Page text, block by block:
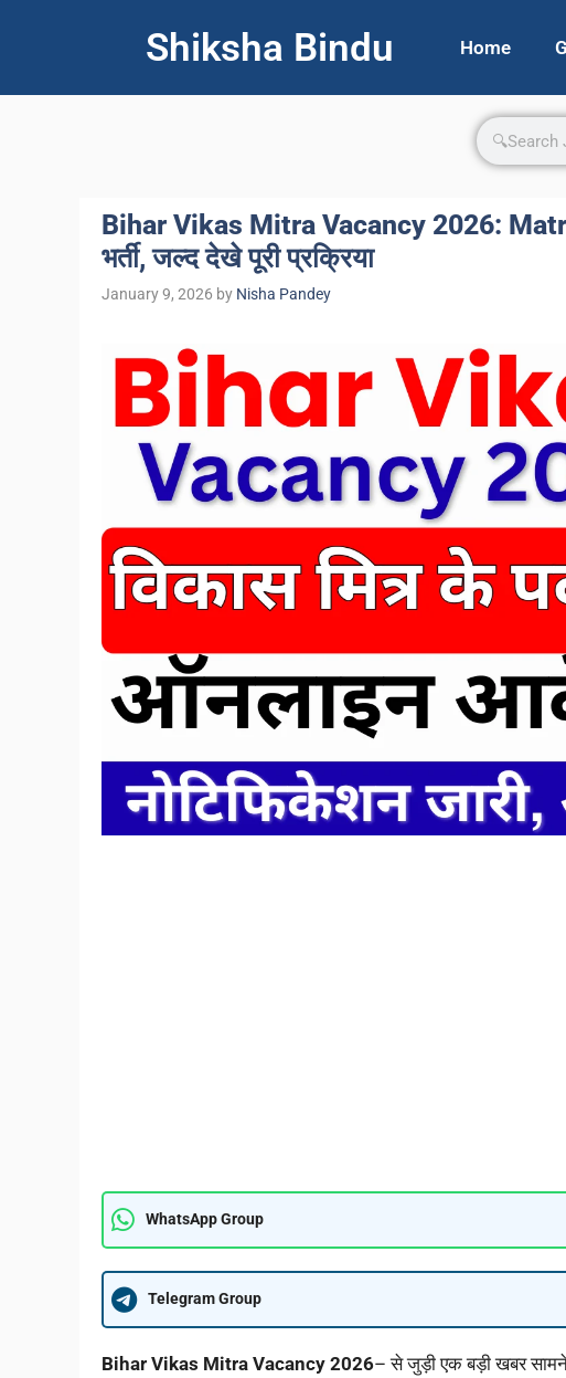
Shiksha Bindu Home
Bihar Vikas Mitra Vacancy 2026:
भर्ती, जल्द देखे पूरी प्रक्रिया
January 9, 2026 by Nisha Pandey
WhatsApp Group
Telegram Group
Bihar Vikas Mitra Vacancy 2026– से जुड़ी एक बड़ी खबर सामने